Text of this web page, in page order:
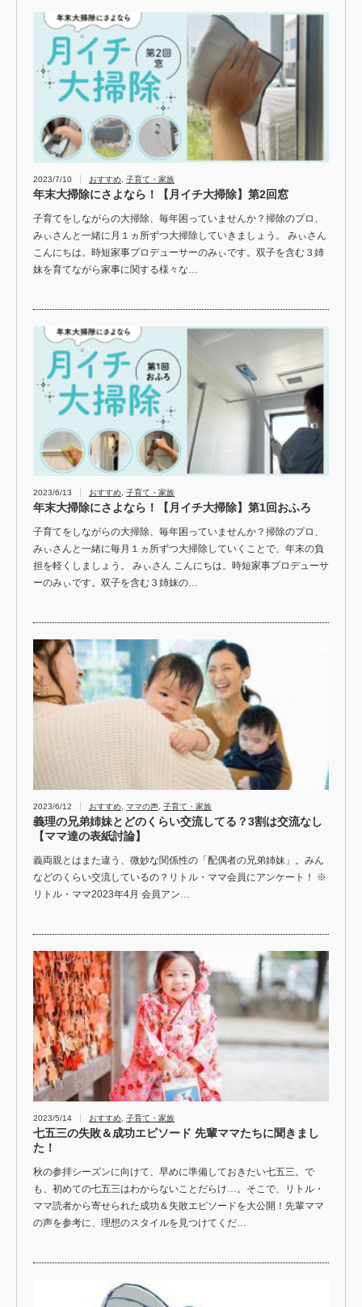
2023/7/10 おすすめ 子育て・家族
年末大掃除にさよなら！【月イチ大掃除】第2回窓
子育てをしながらの大掃除、毎年困っていませんか？掃除のプロ、
みぃさんと一緒に月１ヵ所ずつ大掃除していきましょう。 みぃさん
こんにちは。時短家事プロデューサーのみぃです。双子を含む３姉
妹を育てながら家事に関する様々な…
2023/6/13 おすすめ, 子育て・家族
年末大掃除にさよなら！【月イチ大掃除】第1回おふろ
子育てをしながらの大掃除、毎年困っていませんか？掃除のプロ、
みぃさんと一緒に毎月１ヵ所ずつ大掃除していくことで、年末の負
担を軽くしましょう。 みぃさん こんにちは。時短家事プロデューサ
ーのみぃです。双子を含む３姉妹の…
2023/6/12 おすすめ ママの声 子育て・家族
義理の兄弟姉妹とどのくらい交流してる？3割は交流なし
【ママ達の表紙討論】
義両親とはまた違う、微妙な関係性の「配偶者の兄弟姉妹」。みん
などのくらい交流しているの？リトル・ママ会員にアンケート！ ※
リトル・ママ2023年4月 会員アン…
2023/5/14 おすすめ 子育て・家族
七五三の失敗＆成功エピソード 先輩ママたちに聞きまし
た！
秋の参拝シーズンに向けて、早めに準備しておきたい七五三。で
も、初めての七五三はわからないことだらけ…。そこで、リトル・
ママ読者から寄せられた成功＆失敗エピソードを大公開！先輩ママ
の声を参考に、理想のスタイルを見つけてくだ…